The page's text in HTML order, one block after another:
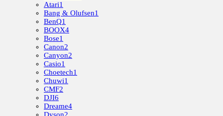
Atari1
Bang & Olufsen1
BenQ1
BOOX4
Bose1
Canon2
Canyon2
Casio1
Choetech1
Chuwi1
CMF2
DJI6
Dreame4
Dyson2